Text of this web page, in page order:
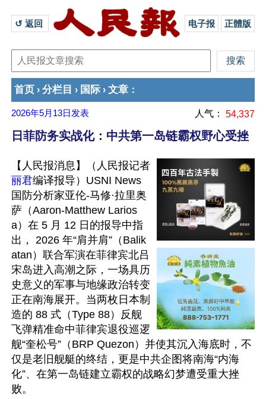
↺ 返回 电子报 正體版
首页 › 分栏目 › 国际 › 文章 ：
2026年5月13日 发表 人气： 54,337
日菲防务实战化：中共第一岛链霸权野心受挫
【人民报消息】（人民报记者
丽君编译报导）USNI News
国防分析家亚伦-马修·拉里奥
萨（Aaron-Matthew Larios
a）在 5 月 12 日的报导中指
出， 2026 年“肩并肩”（Balik
atan）联合军演在菲律宾北吕
宋岛进入高潮之际，一场具历
史意义的军事与地缘政治转变
正在南海展开。当两枚日本制
造的 88 式（Type 88）反舰
飞弹精准命中菲律宾退役巡逻
舰“奎松号”（BRP Quezon）并使其沉入海底时，不
仅是老旧舰艇的终结，更是中共企图将南海“内海
化”、在第一岛链建立霸权的战略幻梦遭受重大挫
败。